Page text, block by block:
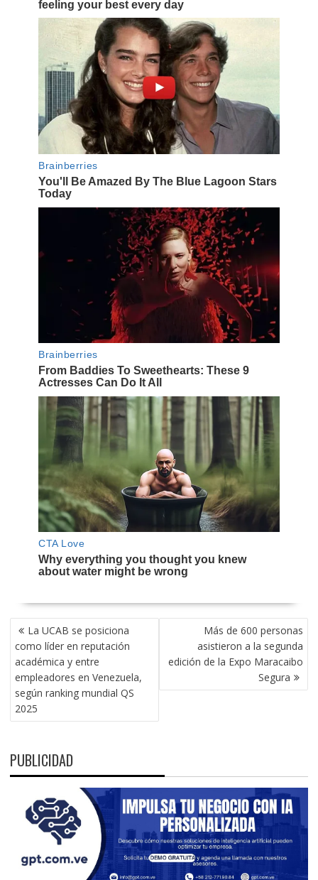
NAVEGACIÓN
DE
ENTRADAS
La UCAB se posiciona
como líder en reputación
académica y entre
empleadores en Venezuela,
según ranking mundial QS
2025
Más de 600 personas
asistieron a la segunda
edición de la Expo Maracaibo
Segura
PUBLICIDAD